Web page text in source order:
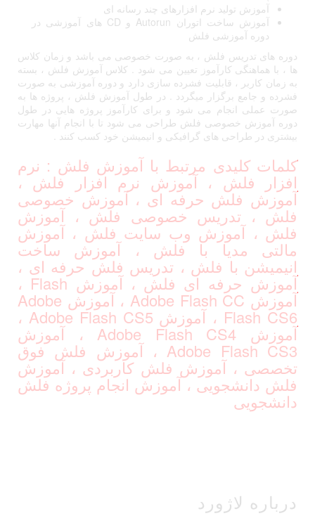
آموزش تولید نرم افزارهای چند رسانه ای
آموزش ساخت اتوران Autorun و CD های آموزشی در
دوره آموزشی فلش
دوره های تدریس فلش ، به صورت خصوصی می باشد و زمان کلاس
ها ، با هماهنگی کارآموز تعیین می شود . کلاس آموزش فلش ، بسته
به زمان کاربر ، قابلیت فشرده سازی دارد و دوره آموزشی به صورت
فشرده و جامع برگزار میگردد . در طول آموزش فلش ، پروژه ها به
صورت عملی انجام می شود و برای کارآموز پروژه هایی در طول
دوره آموزش خصوصی فلش طراحی می شود تا با انجام آنها مهارت
بیشتری در طراحی های گرافیکی و انیمیشن خود کسب کنند .
کلمات کلیدی مرتبط با آموزش فلش : نرم
افزار فلش ، آموزش نرم افزار فلش ،
آموزش فلش حرفه ای ، آموزش خصوصی
فلش ، تدریس خصوصی فلش ، آموزش
فلش ، آموزش وب سایت فلش ، آموزش
مالتی مدیا با فلش ، آموزش ساخت
انیمیشن با فلش ، تدریس فلش حرفه ای ،
آموزش حرفه ای فلش ، آموزش Flash ،
آموزش Adobe Flash CC ، آموزش Adobe
Flash CS6 ، آموزش Adobe Flash CS5 ،
آموزش Adobe Flash CS4 ، آموزش
Adobe Flash CS3 ، آموزش فلش فوق
تخصصی ، آموزش فلش کاربردی ، آموزش
فلش دانشجویی ، آموزش انجام پروژه فلش
دانشجویی
درباره لاژورد